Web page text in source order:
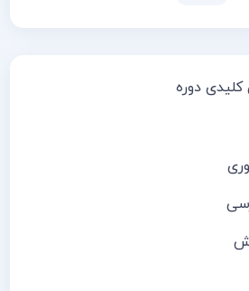
کلیدی دوره